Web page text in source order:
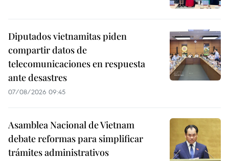
Diputados vietnamitas piden
compartir datos de
telecomunicaciones en respuesta
ante desastres
07/08/2026 09:45
Asamblea Nacional de Vietnam
debate reformas para simplificar
trámites administrativos